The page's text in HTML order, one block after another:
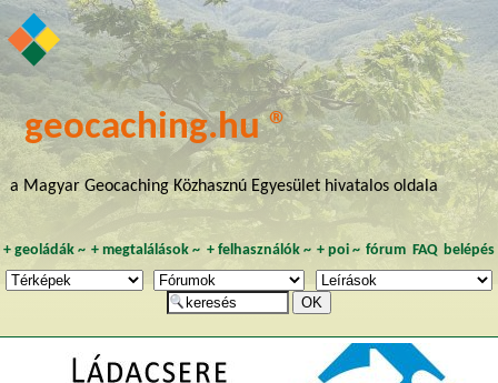
geocaching.hu ®
a Magyar Geocaching Közhasznú Egyesület hivatalos oldala
+ geoládák~ +megtalálások ~ + felhasználók~ + poi~ fórum FAQ belépés